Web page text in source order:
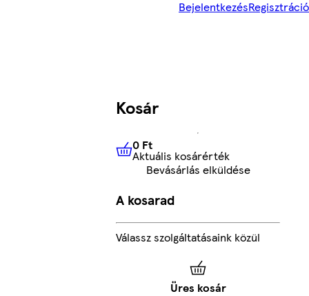
BejelentkezésRegisztráció
Kosár
0 FtAktuális kosárérték
0 Ft
Aktuális kosárérték
Bevásárlás elküldése
A kosarad
Válassz szolgáltatásaink közül
Üres kosár